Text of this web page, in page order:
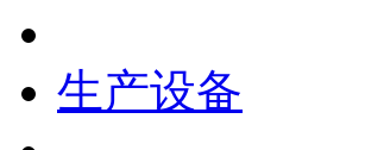
生产设备